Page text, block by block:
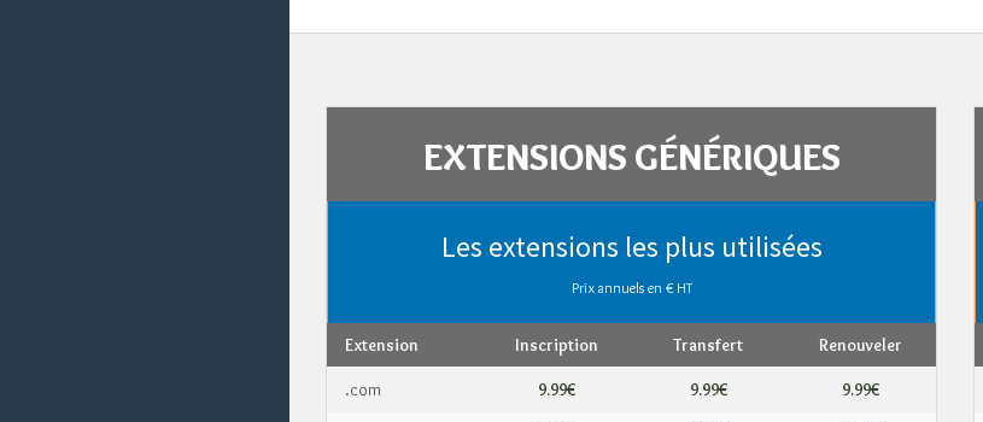
EXTENSIONS GÉNÉRIQUES
Les extensions les plus utilisées
Prix annuels en € HT
Extension Inscription Transfert Renouveler
.com 9.99€ 9.99€ 9.99€